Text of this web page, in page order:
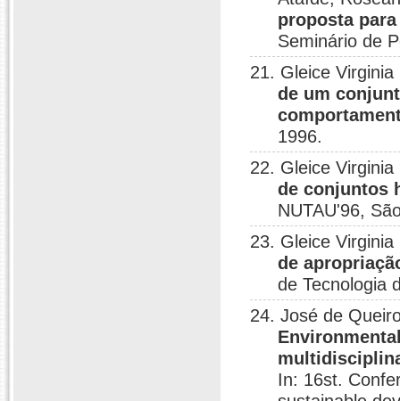
proposta
Seminário de
21. Gleice
de um
1996.
22. Gleice
de conjuntos
NUTAU'96,
23. Gleice
de
de Tecnologia
24. José de
In: 16st.